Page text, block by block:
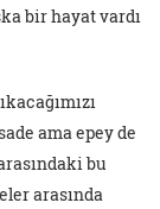
bir hayat vardı
ama epey de
bu
arasında